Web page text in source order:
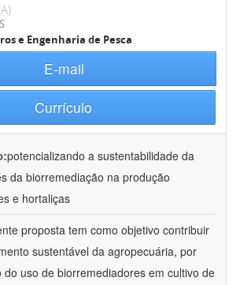
e Engenharia de Pesca
E-mail
Currículo
potencializando a sustentabilidade da
da biorremediação na produção
e hortaliças
proposta tem como objetivo contribuir
sustentável da agropecuária, por
do uso de biorremediadores em cultivo de